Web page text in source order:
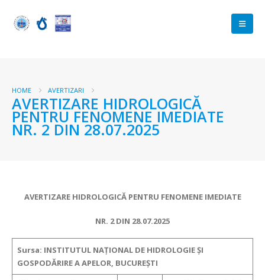
HOME AVERTIZARI
AVERTIZARE HIDROLOGICĂ
PENTRU FENOMENE IMEDIATE
NR. 2 DIN 28.07.2025
AVERTIZARE HIDROLOGICĂ PENTRU FENOMENE IMEDIATE
NR. 2 DIN 28.07.2025
Sursa: INSTITUTUL NAȚIONAL DE HIDROLOGIE ȘI
GOSPODĂRIRE A APELOR, BUCUREȘTI